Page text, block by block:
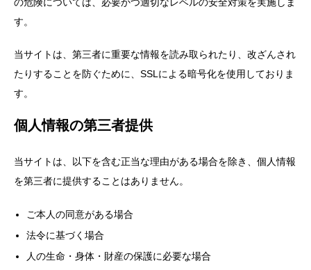
の危険については、必要かつ適切なレベルの安全対策を実施しま
す。
当サイトは、第三者に重要な情報を読み取られたり、改ざんされ
たりすることを防ぐために、SSLによる暗号化を使用しておりま
す。
個人情報の第三者提供
当サイトは、以下を含む正当な理由がある場合を除き、個人情報
を第三者に提供することはありません。
ご本人の同意がある場合
法令に基づく場合
人の生命・身体・財産の保護に必要な場合